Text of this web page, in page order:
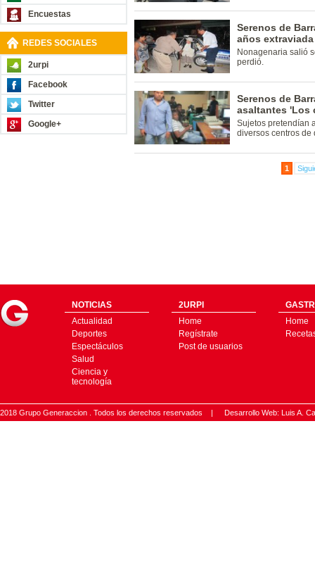
Encuestas
REDES SOCIALES
2urpi
Facebook
Twitter
Google+
Serenos de
años extraviada
Nonagenaria salió
perdió.
Serenos de
asaltantes 'Los
Sujetos pretendían
diversos centros de
1
NOTICIAS
Actualidad
Deportes
Espectáculos
Salud
Ciencia y
tecnología
2URPI
Home
Regístrate
Post de usuarios
Home
2018 Grupo Generaccion . Todos los derechos reservados | Desarrollo Web: Luis